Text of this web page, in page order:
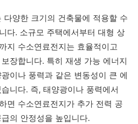
다양한 크기의 건축물에 적용할 수
다. 소규모 주택에서부터 대형 상
지 수소연료전지는 효율적이고
장합니다. 특히 재생 가능 에너지
이나 풍력과 같은 변동성이 큰 에
니다. 즉, 태양광이나 풍력에서
면 수소연료전지가 추가 전력 공
의 안정성을 높입니다.